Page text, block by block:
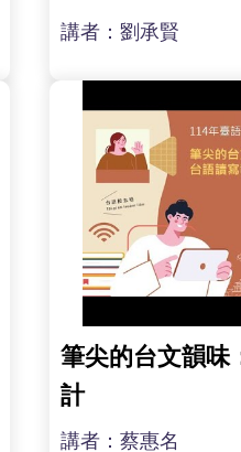
講者：劉承賢
筆尖的台文韻味
計
講者：蔡惠名